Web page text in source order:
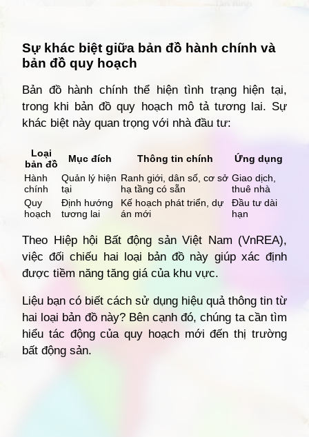
Sự khác biệt giữa bản đồ hành chính và
bản đồ quy hoạch
Bản đồ hành chính thể hiện tình trạng hiện tại,
trong khi bản đồ quy hoạch mô tả tương lai. Sự
khác biệt này quan trọng với nhà đầu tư:
Loại
bản đồ
Mục đích Thông tin chính
Ứng dụng
Hành
chính
Quản lý hiện
tại
Ranh giới, dân số, cơ sở
hạ tầng có sẵn
Giao dịch,
thuê nhà
Quy
hoạch
Định hướng
tương lai
Kế hoạch phát triển, dự
án mới
Đầu tư dài
hạn
Theo Hiệp hội Bất động sản Việt Nam (VnREA),
việc đối chiếu hai loại bản đồ này giúp xác định
được tiềm năng tăng giá của khu vực.
Liệu bạn có biết cách sử dụng hiệu quả thông tin từ
hai loại bản đồ này? Bên cạnh đó, chúng ta cần tìm
hiểu tác động của quy hoạch mới đến thị trường
bất động sản.